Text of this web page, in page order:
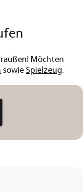
Möchten
sowie Spielzeug.